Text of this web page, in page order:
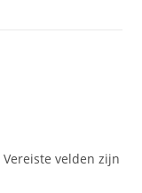
Vereiste velden zijn